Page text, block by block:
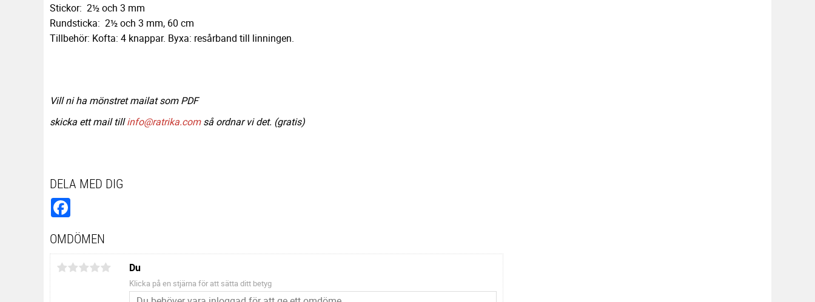
Stickor: 2½ och 3 mm
Rundsticka: 2½ och 3 mm, 60 cm
Tillbehör: Kofta: 4 knappar. Byxa: resårband till linningen.
Vill ni ha mönstret mailat som PDF
skicka ett mail tillinfo@ratrika.comså ordnar vi det. (gratis)
DELA MED DIG
OMDÖMEN
Du
Klicka på en stjärna för att sätta ditt betyg